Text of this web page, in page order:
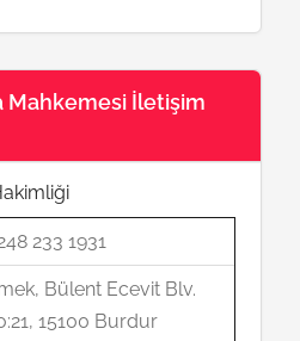
Mahkemesi İletişim
233 1931
Bülent Ecevit Blv.
15100 Burdur